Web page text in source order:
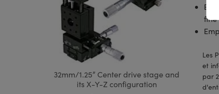
32mm/1.25” Center drive stage and
its X-Y-Z configuration
fine
Les
et
par